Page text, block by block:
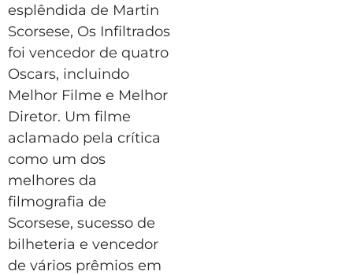
esplêndida de Martin
Scorsese, Os Infiltrados
foi vencedor de quatro
Oscars, incluindo
Melhor Filme e Melhor
Diretor. Um filme
aclamado pela crítica
como um dos
melhores da
filmografia de
Scorsese, sucesso de
bilheteria e vencedor
de vários prêmios em